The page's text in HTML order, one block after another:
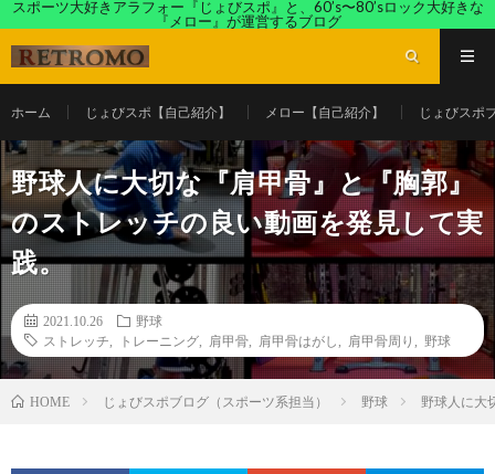
スポーツ大好きアラフォー『じょびスポ』と、60’s〜80’sロック大好きな
『メロー』が運営するブログ
ホーム じょびスポ【自己紹介】 メロー【自己紹介】 じょびスポ
野球人に大切な『肩甲骨』と『胸郭』
のストレッチの良い動画を発見して実
践。
2021.10.26
野球
ストレッチ
トレーニング 肩甲骨 肩甲骨はがし 肩甲骨周り 野球
HOME じょびスポブログ（スポーツ系担当） 野球 野球人に大